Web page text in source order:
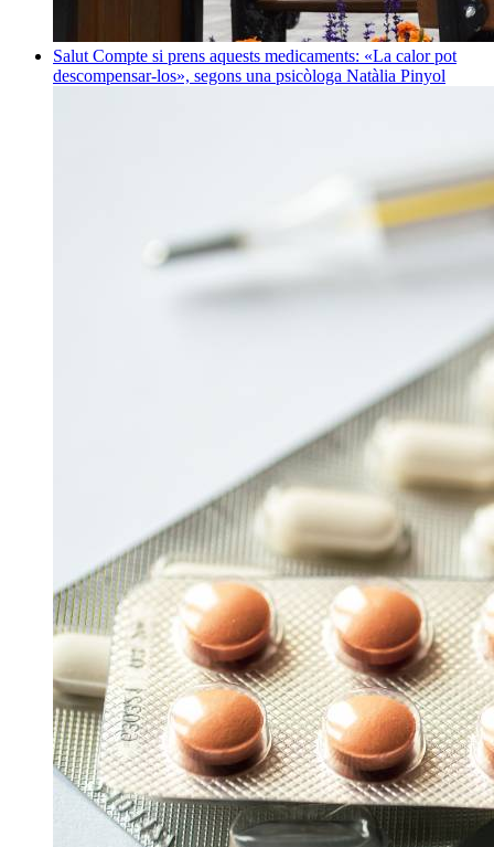
Salut Compte si prens aquests medicaments: «La calor pot
descompensar-los», segons una psicòloga Natàlia Pinyol